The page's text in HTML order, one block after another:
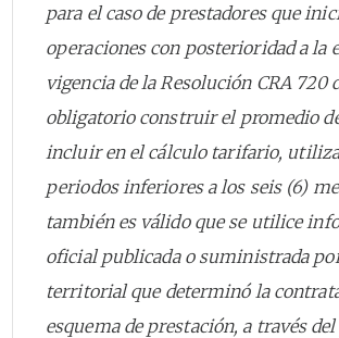
para el caso de prestadores que
operaciones con posterioridad a la
vigencia de la Resolución CRA 720
obligatorio construir el promedio
incluir en el cálculo tarifario,
periodos inferiores a los seis (6)
también es válido que se utilice
oficial publicada o suministrada
territorial que determinó la
esquema de prestación, a través